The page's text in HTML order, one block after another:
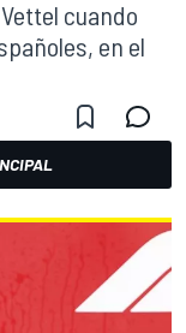
cuando
en el